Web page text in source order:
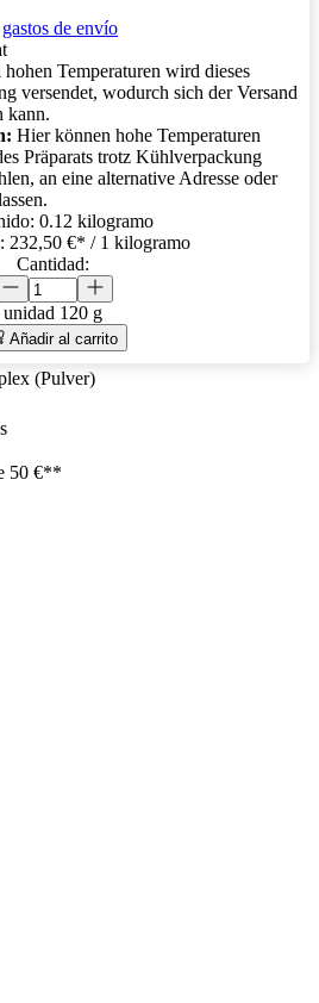
gastos de envío
hohen Temperaturen wird dieses
versendet, wodurch sich der Versand
kann.
Hier können hohe Temperaturen
Präparats trotz Kühlverpackung
an eine alternative Adresse oder
0.12 kilogramo
232,50 €* / 1 kilogramo
Cantidad:
unidad 120 g
Añadir al carrito
(Pulver)
50 €**